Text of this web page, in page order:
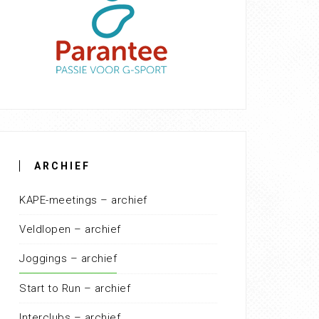
ARCHIEF
KAPE-meetings – archief
Veldlopen – archief
Joggings – archief
Start to Run – archief